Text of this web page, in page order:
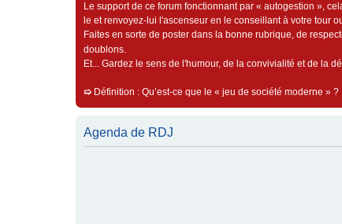
Le support de ce forum fonctionnant par « autogestion »,
le et renvoyez-lui l'ascenseur en le conseillant à votre tour
Faites en sorte de poster dans la bonne rubrique, de
doublons.
Et... Gardez le sens de l'humour, de la convivialité et de la
➯ Définition : Qu’est-ce que le « jeu de société moderne » ?
Agenda de RDJ